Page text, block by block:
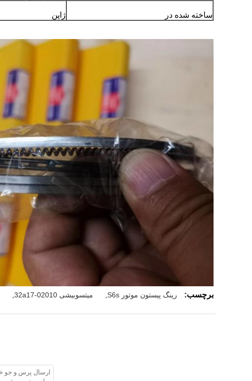
ساخته شده در ژاپن
برچسب: رینگ پیستون موتور S6s میتسوبیشی 32a17-02010